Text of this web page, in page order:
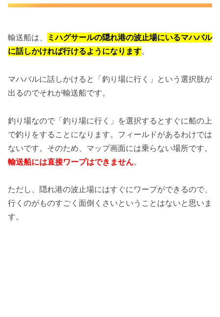
輸送船は、
ミハグサールの隠れ港の波止場にいるマハバル
に話しかければ行けるようになります。
マハバルに話しかけると「釣り場に行く」という選択肢が
出るのでそれが輸送船です。
釣り場なので「釣り場に行く」を選択するとすぐに船の上
で釣りをすることになります。フィールドがあるわけでは
ないです。そのため、マップ画面には乗らない場所です。
輸送船には直接ワープはできません。
ただし、隠れ港の波止場にはすぐにワープができるので、
行くのがものすごく面倒くさいということはないと思いま
す。